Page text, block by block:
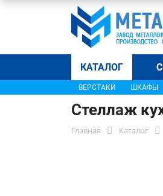
КАТАЛОГ
ВЕРСТАКИ ШКАФЫ
Стеллаж
Главная Каталог